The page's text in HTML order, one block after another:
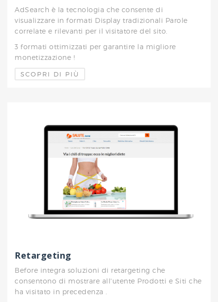
AdSearch è la tecnologia che consente di
visualizzare in formati Display tradizionali Parole
correlate e rilevanti per il visitatore del sito.
3 formati ottimizzati per garantire la migliore
monetizzazione !
SCOPRI DI PIÙ
Retargeting
Before integra soluzioni di retargeting che
consentono di mostrare all'utente Prodotti e Siti che
ha visitato in precedenza .